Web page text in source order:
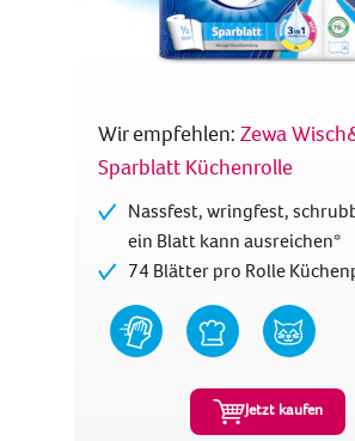
Wir empfehlen: Zewa
Sparblatt Küchenrolle
Nassfest, wringfest,
ein Blatt kann ausreichen*
74 Blätter pro Rolle
Jetzt kaufen